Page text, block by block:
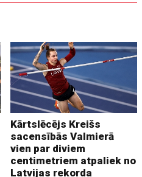
Kārtslēcējs Kreišs
sacensībās Valmierā
vien par diviem
centimetriem atpaliek no
Latvijas rekorda